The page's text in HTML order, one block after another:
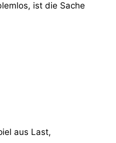
ist die Sache
aus Last,